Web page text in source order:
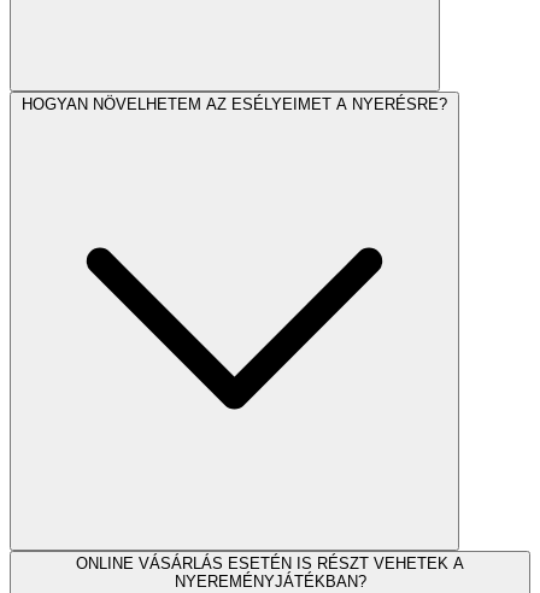
HOGYAN NÖVELHETEM AZ ESÉLYEIMET A NYERÉSRE?
ONLINE VÁSÁRLÁS ESETÉN IS RÉSZT VEHETEK A
NYEREMÉNYJÁTÉKBAN?